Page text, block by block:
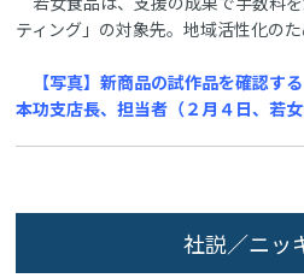
ティング」の対象先。地域活性化の
【写真】新商品の試作品を確認す
本功支店長、担当者（２月４日、若女
社説／ニッ